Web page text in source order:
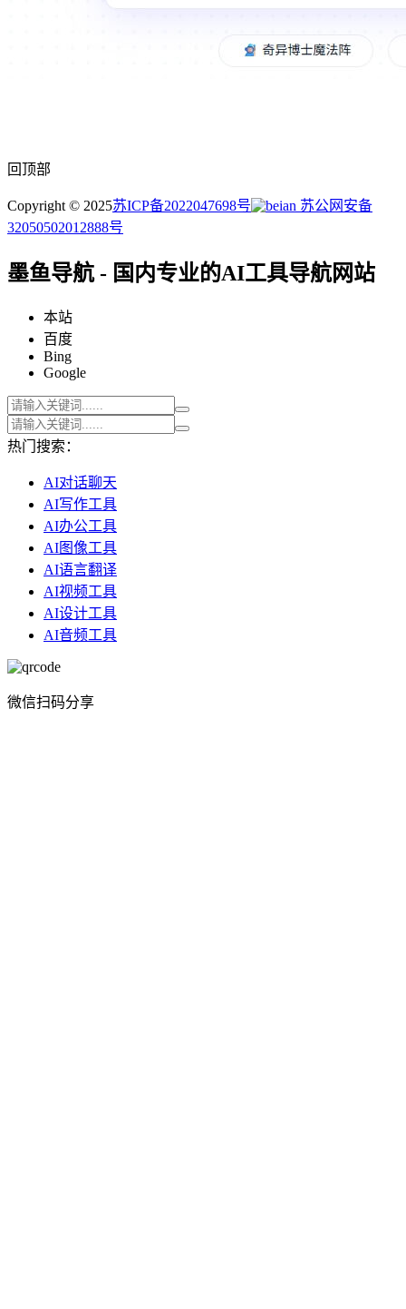
回顶部
Copyright © 2025苏ICP备2022047698号
苏公网安备
32050502012888号
墨鱼导航 - 国内专业的AI工具导航网站
本站
百度
Bing
Google
热门搜索：
AI对话聊天
AI写作工具
AI办公工具
AI图像工具
AI语言翻译
AI视频工具
AI设计工具
AI音频工具
微信扫码分享